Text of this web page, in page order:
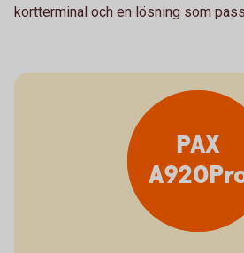
kortterminal och en lösning som
PAX